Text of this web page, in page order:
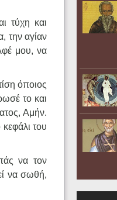
τύχη και
την αγίαν
μου, να
όποιος
το και
Αμήν.
του
να τον
να σωθή,